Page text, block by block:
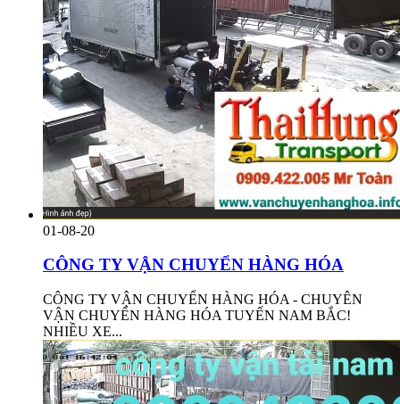
01-08-20
CÔNG TY VẬN CHUYỂN HÀNG HÓA
CÔNG TY VẬN CHUYỂN HÀNG HÓA - CHUYÊN
VẬN CHUYỂN HÀNG HÓA TUYẾN NAM BẮC!
NHIỀU XE...